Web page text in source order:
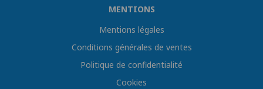
MENTIONS
Mentions légales
Conditions générales de ventes
Politique de confidentialité
Cookies